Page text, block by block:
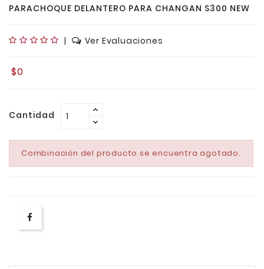
PARACHOQUE DELANTERO PARA CHANGAN S300 NEW
| Ver Evaluaciones
$0
Cantidad
Combinación del producto se encuentra agotado.